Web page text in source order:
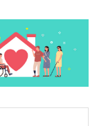
공고
공고
공고